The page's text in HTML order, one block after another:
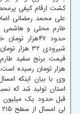
کشت ارقام کیفی پرمحصول ۲۶ هزار تومان
علی محمد رمضانی
طارم محلی و هاشمی
حدود
هزار تومان رسیده است.
استان تولید شد که